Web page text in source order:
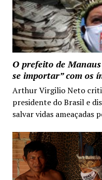
O prefeito de
se importar” com os
Arthur Virgilio Neto
presidente do Brasil e
salvar vidas ameaçadas